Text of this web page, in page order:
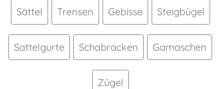
Sättel Trensen Gebisse Steigbügel
Sattelgurte Schabracken Gamaschen
Zügel